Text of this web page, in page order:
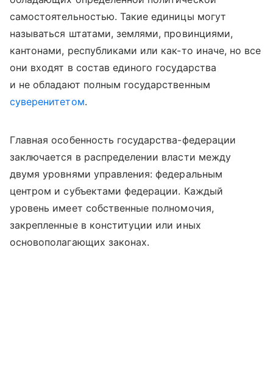
самостоятельностью. Такие единицы могут
называться штатами, землями, провинциями,
кантонами, республиками или как-то иначе, но все
они входят в состав единого государства
и не обладают полным государственным
суверенитетом.
Главная особенность государства-федерации
заключается в распределении власти между
двумя уровнями управления: федеральным
центром и субъектами федерации. Каждый
уровень имеет собственные полномочия,
закрепленные в конституции или иных
основополагающих законах.